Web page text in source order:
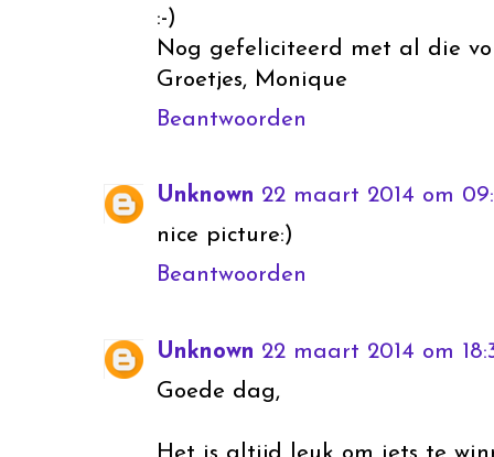
:-)
Nog gefeliciteerd met al die
Groetjes, Monique
Beantwoorden
Unknown 22 maart 2014 om
nice picture:)
Beantwoorden
Unknown 22 maart 2014 om
Goede dag,